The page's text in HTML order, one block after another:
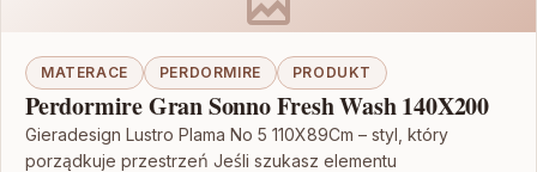
MATERACE PERDORMIRE PRODUKT
Perdormire Gran Sonno Fresh Wash 140X200
Gieradesign Lustro Plama No 5 110X89Cm – styl, który
porządkuje przestrzeń Jeśli szukasz elementu